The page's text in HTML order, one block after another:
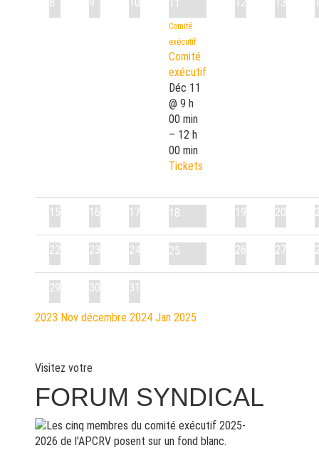
11
Comité
exécutif
Comité
exécutif
Déc 11
@ 9 h
00 min
– 12 h
00 min
Tickets
15 16 17 18 19 20
22 23 24 25 26 27
29 30 31
2023 Nov décembre 2024 Jan 2025
Visitez votre
FORUM SYNDICAL